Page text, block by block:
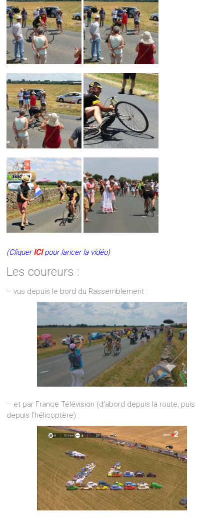
(CliquerICIpour lancer la vidéo)
Les coureurs :
– vus depuis le bord du Rassemblement :
– et par France Télévision (d’abord depuis la route, puis
depuis l’hélicoptère) :